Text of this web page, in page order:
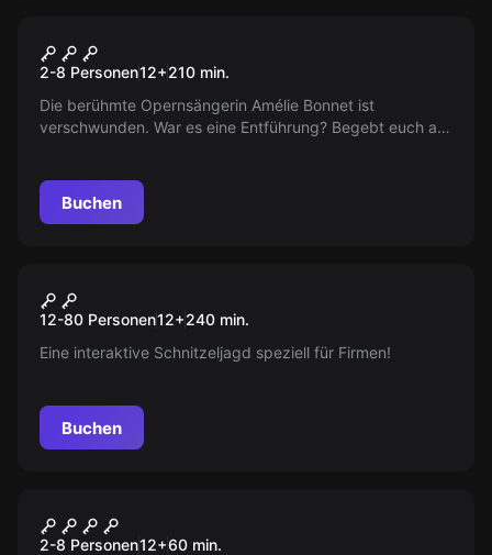
Die vermisste Opernsängerin
2-8 Personen12+210 min.
Die berühmte Opernsängerin Amélie Bonnet ist
verschwunden. War es eine Entführung? Begebt euch auf
diesem interaktiven Thriller voller Spannung und
Überraschungen!
Buchen
Neu
City Explorer
12-80 Personen12+240 min.
Eine interaktive Schnitzeljagd speziell für Firmen!
Buchen
Neu
Fluch der Piraten
2-8 Personen12+60 min.